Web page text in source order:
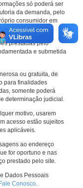
só poderá ser
da demanda, pelo
consumidor em
prestadas pelo
e submetida
ou gratuita, de
para finalidades
somente poderá
determinação judicial.
motivo, usarem
acesso estão sujeitos
aplicáveis.
ao endereço
for oportuno e nas
prestado pelo site.
Dados Pessoais
Fale Conosco.